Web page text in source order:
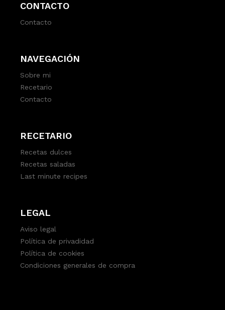
CONTACTO
Contacto
NAVEGACIÓN
Sobre mi
Recetario
Contacto
RECETARIO
Recetas dulces
Recetas saladas
Last minute recipes
LEGAL
Aviso legal
Política de privadidad
Política de cookies
Condiciones generales de compra